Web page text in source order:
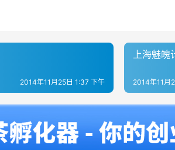
2014年11月25日 1:37 下午
上海魅魄
2014年11月